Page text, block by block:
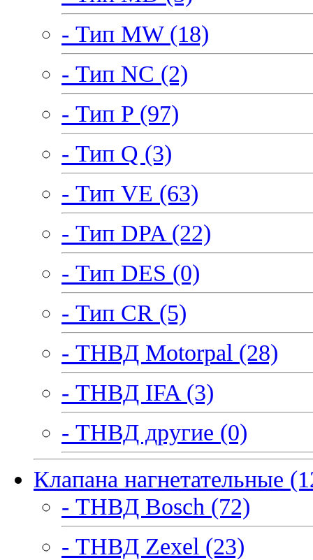
- Тип MW (18)
- Тип NC (2)
- Тип P (97)
- Тип Q (3)
- Тип VE (63)
- Тип DPA (22)
- Тип DES (0)
- Тип CR (5)
- ТНВД Motorpal (28)
- ТНВД IFA (3)
- ТНВД другие (0)
Клапана нагнетательные
- ТНВД Bosch (72)
- ТНВД Zexel (23)